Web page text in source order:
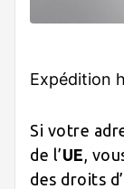
Expédition
Si votre
de l’UE ,
des droits